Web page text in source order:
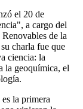
el 20 de
a cargo del
de la
charla fue que
ciencia: la
la geoquímica, el
la primera